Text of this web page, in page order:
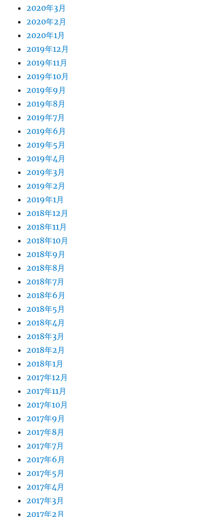
2020年3月
2020年2月
2020年1月
2019年12月
2019年11月
2019年10月
2019年9月
2019年8月
2019年7月
2019年6月
2019年5月
2019年4月
2019年3月
2019年2月
2019年1月
2018年12月
2018年11月
2018年10月
2018年9月
2018年8月
2018年7月
2018年6月
2018年5月
2018年4月
2018年3月
2018年2月
2018年1月
2017年12月
2017年11月
2017年10月
2017年9月
2017年8月
2017年7月
2017年6月
2017年5月
2017年4月
2017年3月
2017年2月